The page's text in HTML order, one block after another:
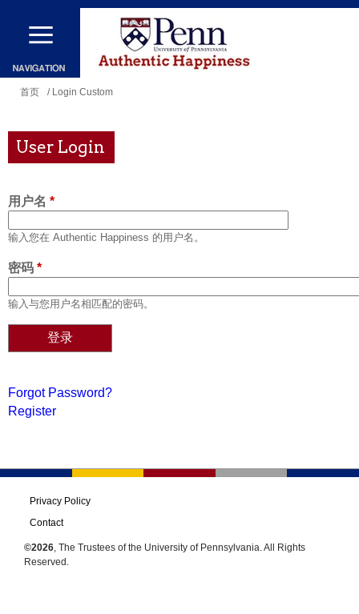
跳
到
主
容
你
这
里
首页 / Login Custom
User Login
用户名 *
输入您在 Authentic Happiness 的用户名。
密码 *
输入与您用户名相匹配的密码。
Forgot Password?
Register
Privacy Policy
Contact
©2026, The Trustees of the University of Pennsylvania. All Rights
Reserved.